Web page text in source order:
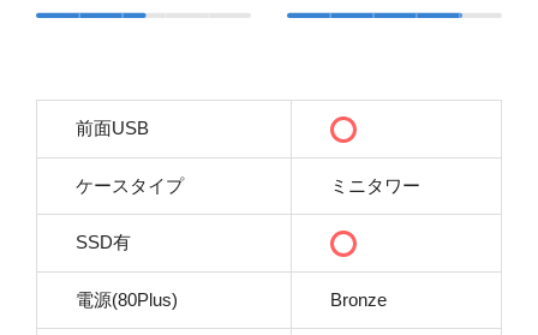
前面USB
ケースタイプ ミニタワー
SSD有
電源(80Plus) Bronze